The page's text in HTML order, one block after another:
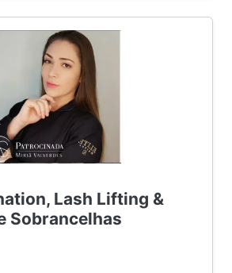
Lash Lifting &
Sobrancelhas